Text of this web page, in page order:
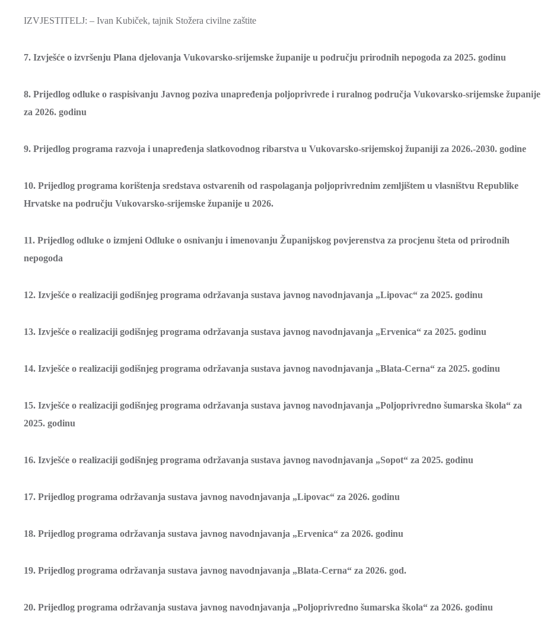
IZVJESTITELJ: – Ivan Kubiček, tajnik Stožera civilne zaštite
7. Izvješće o izvršenju Plana djelovanja Vukovarsko-srijemske županije u području prirodnih nepogoda za 2025. godinu
8. Prijedlog odluke o raspisivanju Javnog poziva unapređenja poljoprivrede i ruralnog područja Vukovarsko-srijemske županije
za 2026. godinu
9. Prijedlog programa razvoja i unapređenja slatkovodnog ribarstva u Vukovarsko-srijemskoj županiji za 2026.-2030. godine
10. Prijedlog programa korištenja sredstava ostvarenih od raspolaganja poljoprivrednim zemljištem u vlasništvu Republike
Hrvatske na području Vukovarsko-srijemske županije u 2026.
11. Prijedlog odluke o izmjeni Odluke o osnivanju i imenovanju Županijskog povjerenstva za procjenu šteta od prirodnih
nepogoda
12. Izvješće o realizaciji godišnjeg programa održavanja sustava javnog navodnjavanja „Lipovac“ za 2025. godinu
13. Izvješće o realizaciji godišnjeg programa održavanja sustava javnog navodnjavanja „Ervenica“ za 2025. godinu
14. Izvješće o realizaciji godišnjeg programa održavanja sustava javnog navodnjavanja „Blata-Cerna“ za 2025. godinu
15. Izvješće o realizaciji godišnjeg programa održavanja sustava javnog navodnjavanja „Poljoprivredno šumarska škola“ za
2025. godinu
16. Izvješće o realizaciji godišnjeg programa održavanja sustava javnog navodnjavanja „Sopot“ za 2025. godinu
17. Prijedlog programa održavanja sustava javnog navodnjavanja „Lipovac“ za 2026. godinu
18. Prijedlog programa održavanja sustava javnog navodnjavanja „Ervenica“ za 2026. godinu
19. Prijedlog programa održavanja sustava javnog navodnjavanja „Blata-Cerna“ za 2026. god.
20. Prijedlog programa održavanja sustava javnog navodnjavanja „Poljoprivredno šumarska škola“ za 2026. godinu